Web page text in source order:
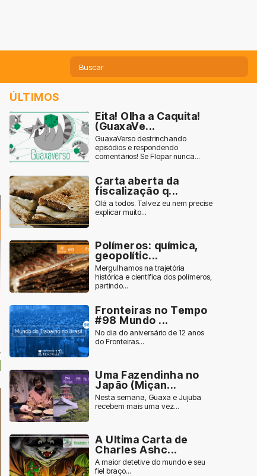
ÚLTIMOS
Eita! Olha a Caquita!
(GuaxaVe...
GuaxaVerso destrinchando
episódios e respondendo
comentários! Se Flopar nunca...
Carta aberta da
fiscalização q...
Olá a todos. Talvez eu nem precise
explicar muito...
Polímeros: química,
geopolític...
Mergulhamos na trajetória
histórica e científica dos polímeros,
partindo...
Fronteiras no Tempo
#98 Mundo ...
No dia do aniversário de 12 anos
do Fronteiras...
Uma Fazendinha no
Japão (Miçan...
Nesta semana, Guaxa e Jujuba
recebem mais uma vez...
A Ultima Carta de
Charles Ashc...
A maior detetive do mundo e seu
fiel braço...